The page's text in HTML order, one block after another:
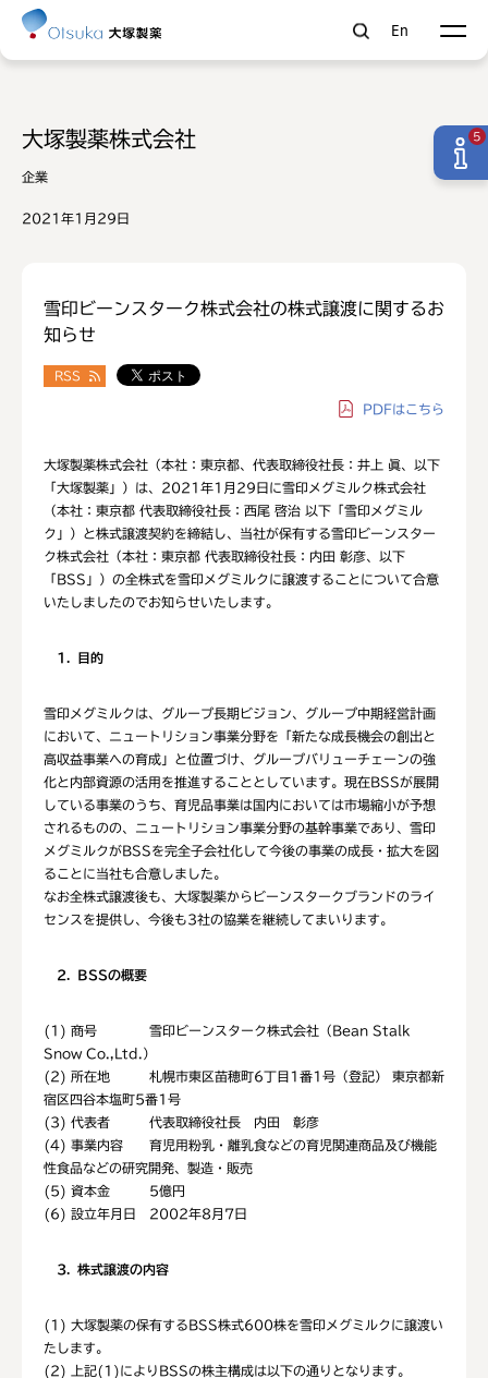
En
大塚製薬株式会社
企業
2021年1月29日
雪印ビーンスターク株式会社の株式譲渡に関するお
知らせ
RSS
PDFはこちら
大塚製薬株式会社（本社：東京都、代表取締役社長：井上 眞、以下
「大塚製薬」）は、2021年1月29日に雪印メグミルク株式会社
（本社：東京都 代表取締役社長：西尾 啓治 以下「雪印メグミル
ク」）と株式譲渡契約を締結し、当社が保有する雪印ビーンスター
ク株式会社（本社：東京都 代表取締役社長：内田 彰彦、以下
「BSS」）の全株式を雪印メグミルクに譲渡することについて合意
いたしましたのでお知らせいたします。
1 目的
雪印メグミルクは、グループ長期ビジョン、グループ中期経営計画
において、ニュートリション事業分野を「新たな成長機会の創出と
高収益事業への育成」と位置づけ、グループバリューチェーンの強
化と内部資源の活用を推進することとしています。現在BSSが展開
している事業のうち、育児品事業は国内においては市場縮小が予想
されるものの、ニュートリション事業分野の基幹事業であり、雪印
メグミルクがBSSを完全子会社化して今後の事業の成長・拡大を図
ることに当社も合意しました。
なお全株式譲渡後も、大塚製薬からビーンスタークブランドのライ
センスを提供し、今後も3社の協業を継続してまいります。
2 BSSの概要
(1) 商号 雪印ビーンスターク株式会社（Bean Stalk
Snow Co.,Ltd.）
(2) 所在地 札幌市東区苗穂町6丁目1番1号（登記） 東京都新
宿区四谷本塩町5番1号
(3) 代表者 代表取締役社長 内田 彰彦
(4) 事業内容 育児用粉乳・離乳食などの育児関連商品及び機能
性食品などの研究開発、製造・販売
(5) 資本金 5億円
(6) 設立年月日 2002年8月7日
3 株式譲渡の内容
(1) 大塚製薬の保有するBSS株式600株を雪印メグミルクに譲渡い
たします。
(2) 上記(1)によりBSSの株主構成は以下の通りとなります。
5